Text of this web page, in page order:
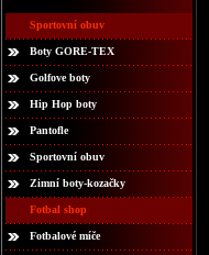
Sportovní obuv
Boty GORE-TEX
Golfove boty
Hip Hop boty
Pantofle
Sportovní obuv
Zimní boty-kozačky
Fotbal shop
Fotbalové míče